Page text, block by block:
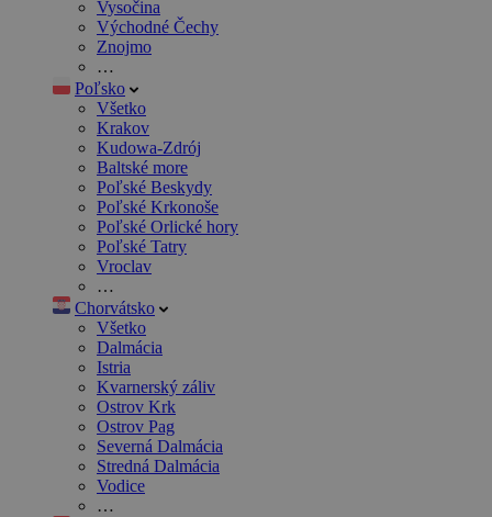
Vysočina
Východné Čechy
Znojmo
…
Poľsko
Všetko
Krakov
Kudowa-Zdrój
Baltské more
Poľské Beskydy
Poľské Krkonoše
Poľské Orlické hory
Poľské Tatry
Vroclav
…
Chorvátsko
Všetko
Dalmácia
Istria
Kvarnerský záliv
Ostrov Krk
Ostrov Pag
Severná Dalmácia
Stredná Dalmácia
Vodice
…